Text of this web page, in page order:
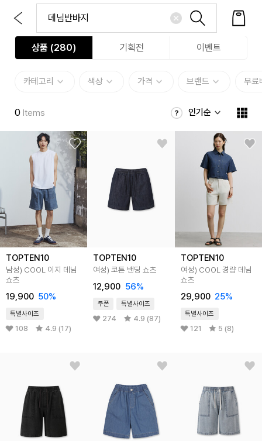
상품 (280) 기획전 이벤트
카테고리 색상 가격 브랜드 무료
0 Items 인기순
TOPTEN10
남성) COOL 이지 데님
쇼츠
19,900 50%
특별사이즈
108 4.9 (17)
TOPTEN10
여성) 코튼 밴딩 쇼츠
12,900 56%
쿠폰 특별사이즈
274 4.9 (87)
TOPTEN10
여성) COOL 경량 데님
쇼츠
29,900 25%
특별사이즈
121 5 (8)